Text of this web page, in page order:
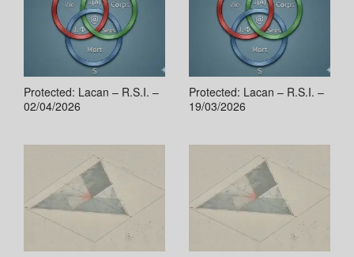
Protected: Lacan – R.S.I. –
02/04/2026
Protected: Lacan – R.S.I. –
19/03/2026